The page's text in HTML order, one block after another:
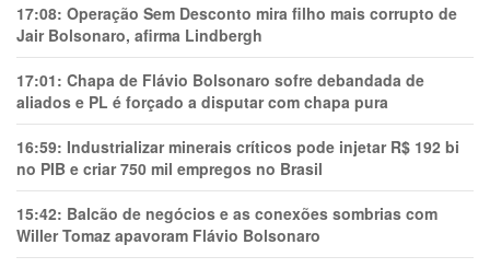
17:08: Operação Sem Desconto mira filho mais corrupto de
Jair Bolsonaro, afirma Lindbergh
17:01: Chapa de Flávio Bolsonaro sofre debandada de
aliados e PL é forçado a disputar com chapa pura
16:59: Industrializar minerais críticos pode injetar R$ 192 bi
no PIB e criar 750 mil empregos no Brasil
15:42: Balcão de negócios e as conexões sombrias com
Willer Tomaz apavoram Flávio Bolsonaro